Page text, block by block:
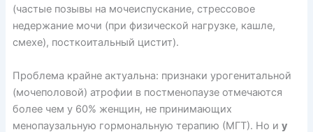
(частые позывы на мочеиспускание, стрессовое
недержание мочи (при физической нагрузке, кашле,
смехе), посткоитальный цистит).
Проблема крайне актуальна: признаки урогенитальной
(мочеполовой) атрофии в постменопаузе отмечаются
более чем у 60% женщин, не принимающих
менопаузальную гормональную терапию (МГТ). Но и у